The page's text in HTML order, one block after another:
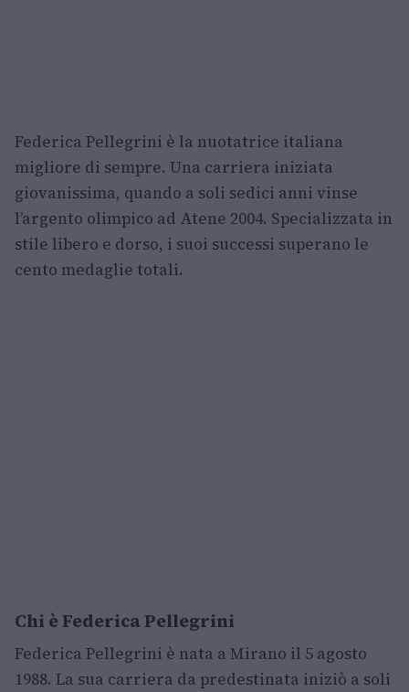
Federica Pellegrini è la nuotatrice italiana
migliore di sempre. Una carriera iniziata
giovanissima, quando a soli sedici anni vinse
l’argento olimpico ad Atene 2004. Specializzata in
stile libero e dorso, i suoi successi superano le
cento medaglie totali.
Chi è Federica Pellegrini
Federica Pellegrini è nata a Mirano il 5 agosto
1988. La sua carriera da predestinata iniziò a soli